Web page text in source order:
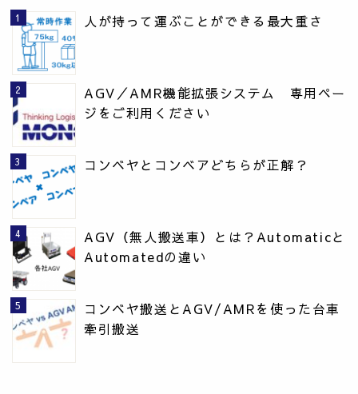
人が持って運ぶことができる最大重さ
AGV／AMR機能拡張システム 専用ペー
ジをご利用ください
コンベヤとコンベアどちらが正解？
AGV（無人搬送車）とは？Automaticと
Automatedの違い
コンベヤ搬送とAGV/AMRを使った台車
牽引搬送